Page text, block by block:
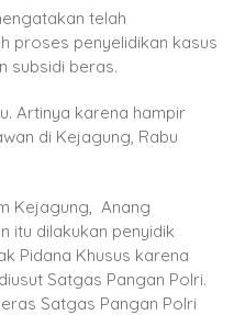
telah
proses penyelidikan kasus
subsidi beras.
Artinya karena hampir
di Kejagung, Rabu
Kejagung, Anang
itu dilakukan penyidik
Pidana Khusus karena
Satgas Pangan Polri.
Satgas Pangan Polri